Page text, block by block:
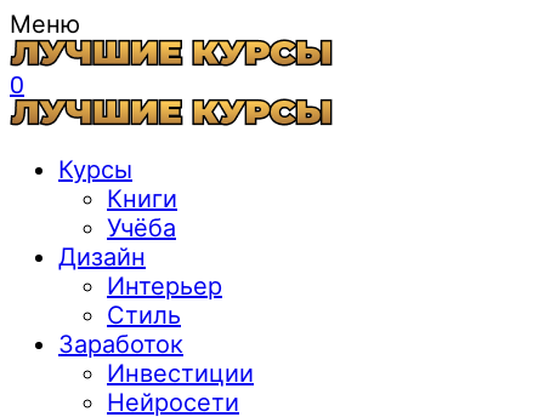
Меню
0
Курсы
Книги
Учёба
Дизайн
Интерьер
Стиль
Заработок
Инвестиции
Нейросети